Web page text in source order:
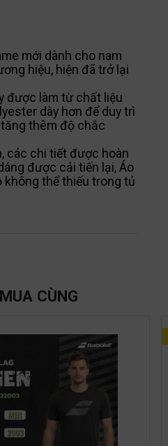
mới dành cho nam
hiệu, hiện đã trở lại
được làm từ chất liệu
dày hơn để duy trì
thêm độ chắc
các chi tiết được hoàn
được cải tiến lại, Áo
không thể thiếu trong tủ
CÙNG